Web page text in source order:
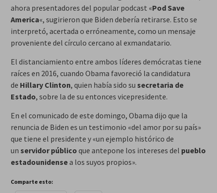
ahora presentadores del popular podcast «Pod Save
America«, sugirieron que Biden debería retirarse. Esto se
interpretó, acertada o erróneamente, como un mensaje
proveniente del círculo cercano al exmandatario.
El distanciamiento entre ambos líderes demócratas tiene
raíces en 2016, cuando Obama favoreció la candidatura
de Hillary Clinton, quien había sido su secretaria de
Estado, sobre la de su entonces vicepresidente.
En el comunicado de este domingo, Obama dijo que la
renuncia de Biden es un testimonio «del amor por su país»
que tiene el presidente y «un ejemplo histórico de
un servidor público que antepone los intereses del pueblo
estadounidensea los suyos propios».
Comparte esto: